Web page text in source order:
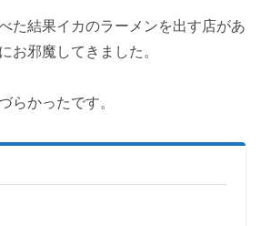
た結果イカのラーメンを出す店があ
お邪魔してきました。
らかったです。